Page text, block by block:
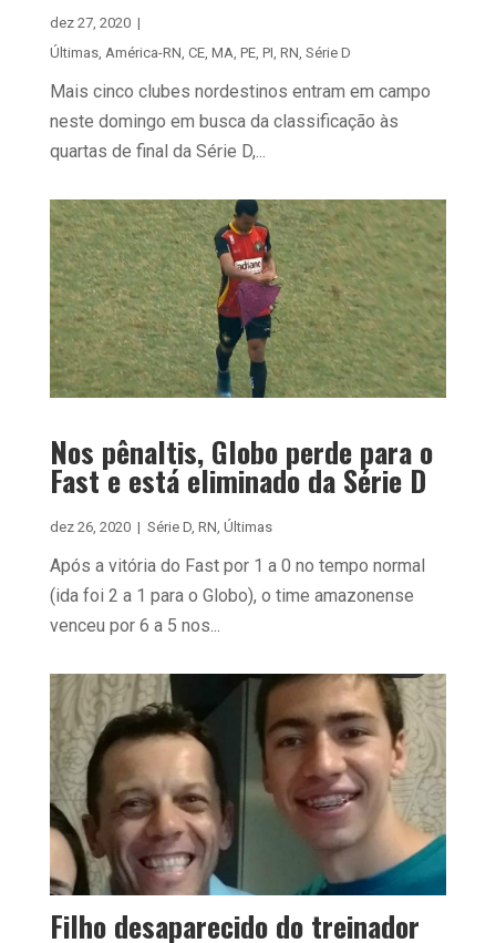
dez 27, 2020 |
Últimas, América-RN, CE, MA, PE, PI, RN, Série D
Mais cinco clubes nordestinos entram em campo
neste domingo em busca da classificação às
quartas de final da Série D,...
Nos pênaltis, Globo perde para o
Fast e está eliminado da Série D
dez 26, 2020 | Série D, RN, Últimas
Após a vitória do Fast por 1 a 0 no tempo normal
(ida foi 2 a 1 para o Globo), o time amazonense
venceu por 6 a 5 nos...
Filho desaparecido do treinador